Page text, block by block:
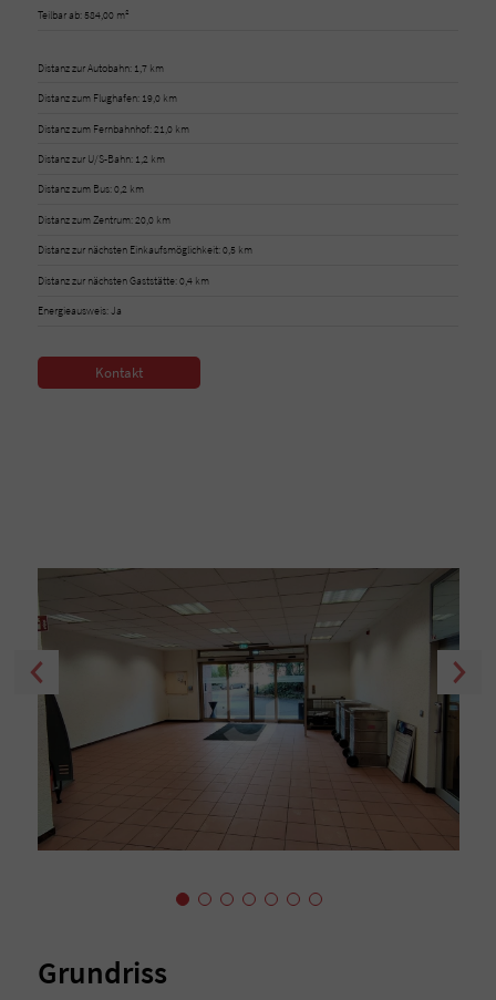
Teilbar ab: 584,00 m²
Distanz zur Autobahn: 1,7 km
Distanz zum Flughafen: 19,0 km
Distanz zum Fernbahnhof: 21,0 km
Distanz zur U/S-Bahn: 1,2 km
Distanz zum Bus: 0,2 km
Distanz zum Zentrum: 20,0 km
Distanz zur nächsten Einkaufsmöglichkeit: 0,5 km
Distanz zur nächsten Gaststätte: 0,4 km
Energieausweis: Ja
Kontakt
Grundriss